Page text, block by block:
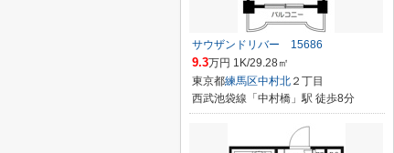
サウザンドリバー 15686
9.3万円 1K/29.28㎡
東京都練馬区中村北 ２丁目
西武池袋線「中村橋」駅 徒歩8分